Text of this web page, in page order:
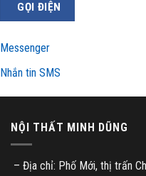
GỌI ĐIỆN
Messenger
Nhắn tin SMS
NỘI THẤT MINH DŨNG
– Địa chỉ: Phố Mới, thị trấn